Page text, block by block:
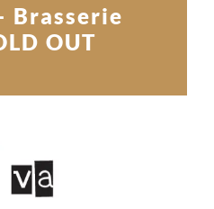
Brasserie
OUT